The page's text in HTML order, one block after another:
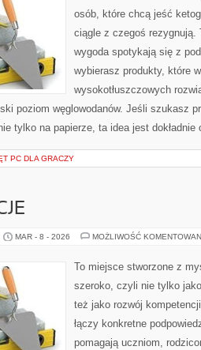
osób, które chcą jeść
ciągle z czegoś rezygnują.
wygoda spotykają się z
wybierasz produkty, które
wysokotłuszczowych
poziom węglowodanów. Jeśli szukasz
tylko na papierze, ta idea jest
PC DLA GRACZY
MAR - 8 - 2026 MOŻLIWOŚĆ
To miejsce stworzone z
szeroko, czyli nie tylko
też jako rozwój
łączy konkretne
pomagają uczniom,